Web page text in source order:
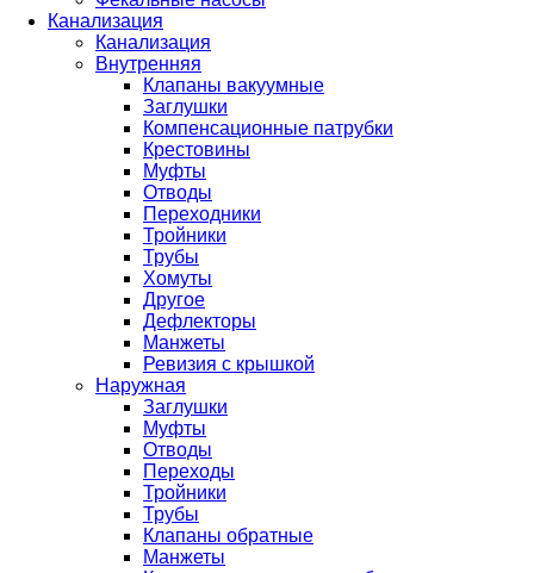
Канализация
Канализация
Внутренняя
Клапаны вакуумные
Заглушки
Компенсационные патрубки
Крестовины
Муфты
Отводы
Переходники
Тройники
Трубы
Хомуты
Другое
Дефлекторы
Манжеты
Ревизия с крышкой
Наружная
Заглушки
Муфты
Отводы
Переходы
Тройники
Трубы
Клапаны обратные
Манжеты